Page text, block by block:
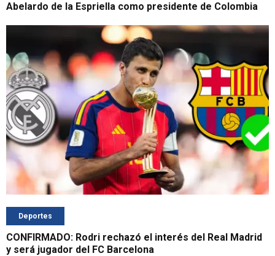
Abelardo de la Espriella como presidente de Colombia
Deportes
CONFIRMADO: Rodri rechazó el interés del Real Madrid
y será jugador del FC Barcelona